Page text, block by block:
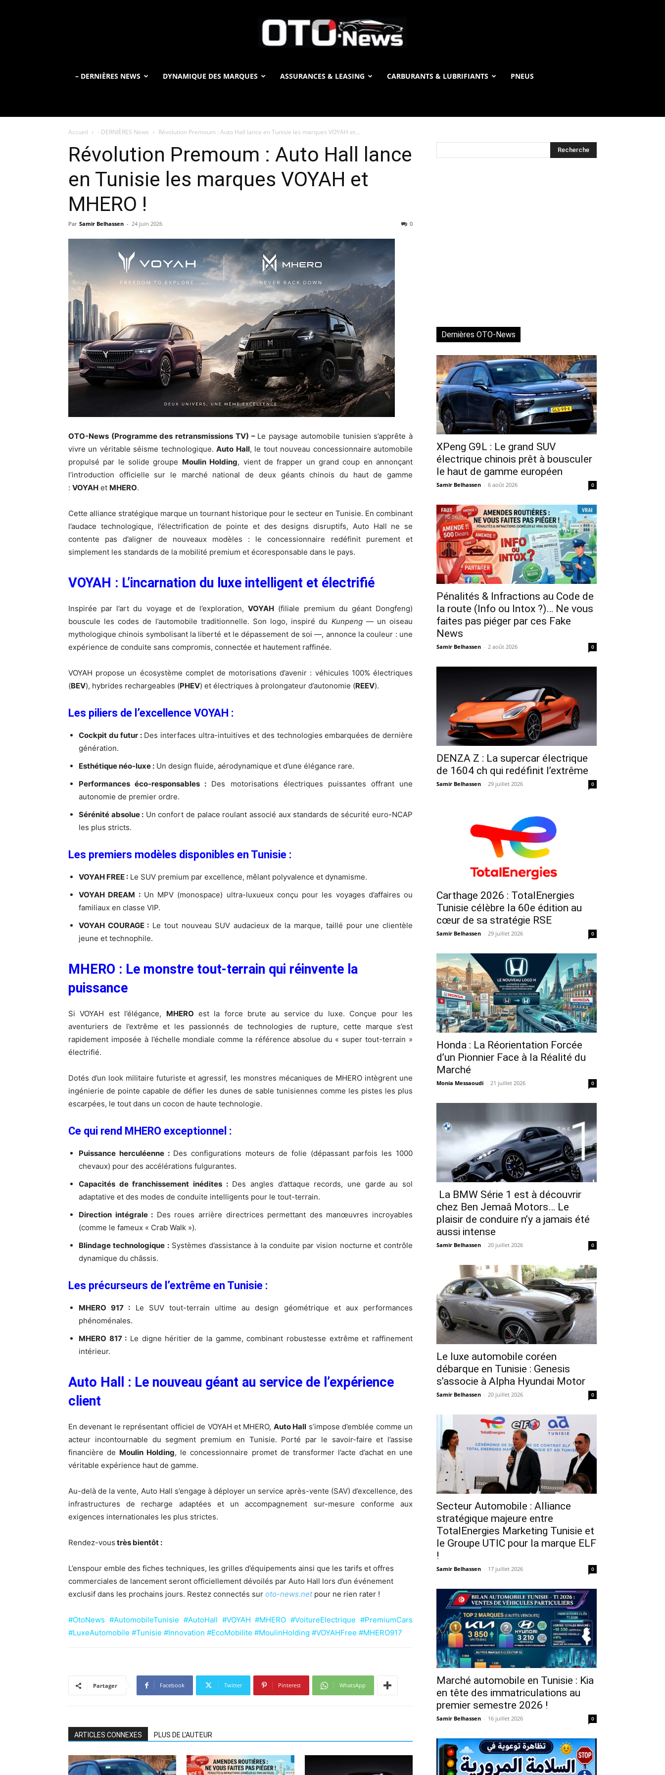
OTO
– DERNIÈRES NEWS DYNAMIQUE DES MARQUES ASSURANCES & LEASING CARBURANTS & LUBRIFIANTS PNEUS
Accueil - DERNIÈRES News Révolution Premoum : Auto Hall lance en Tunisie les marques VOYAH et...
Révolution Premoum : Auto Hall lance
en Tunisie les marques VOYAH et
MHERO !
Par Samir Belhassen - 24 juin 2026 0
OTO-News (Programme des retransmissions TV) – Le paysage automobile tunisien s’apprête à
vivre un véritable séisme technologique.Auto Hall, le tout nouveau concessionnaire automobile
propulsé par le solide groupe Moulin Holding, vient de frapper un grand coup en annonçant
l’introduction officielle sur le marché national de deux géants chinois du haut de gamme
: VOYAH et MHERO.
Cette alliance stratégique marque un tournant historique pour le secteur en Tunisie. En combinant
l’audace technologique, l’électrification de pointe et des designs disruptifs, Auto Hall ne se
contente pas d’aligner de nouveaux modèles : le concessionnaire redéfinit purement et
simplement les standards de la mobilité premium et écoresponsable dans le pays.
VOYAH : L’incarnation du luxe intelligent et électrifié
Inspirée par l’art du voyage et de l’exploration,VOYAH (filiale premium du géant Dongfeng)
bouscule les codes de l’automobile traditionnelle. Son logo, inspiré du Kunpeng— un oiseau
mythologique chinois symbolisant la liberté et le dépassement de soi —, annonce la couleur : une
expérience de conduite sans compromis, connectée et hautement raffinée.
VOYAH propose un écosystème complet de motorisations d’avenir : véhicules 100% électriques
(BEV), hybrides rechargeables (PHEV) et électriques à prolongateur d’autonomie (REEV).
Les piliers de l’excellence VOYAH :
Cockpit du futur :Des interfaces ultra-intuitives et des technologies embarquées de dernière
génération.
Esthétique néo-luxe : Un design fluide, aérodynamique et d’une élégance rare.
Performances éco-responsables : Des motorisations électriques puissantes offrant une
autonomie de premier ordre.
Sérénité absolue : Un confort de palace roulant associé aux standards de sécurité euro-NCAP
les plus stricts.
Les premiers modèles disponibles en Tunisie :
VOYAH FREE : Le SUV premium par excellence, mêlant polyvalence et dynamisme.
VOYAH DREAM :Un MPV (monospace) ultra-luxueux conçu pour les voyages d’affaires ou
familiaux en classe VIP.
VOYAH COURAGE : Le tout nouveau SUV audacieux de la marque, taillé pour une clientèle
jeune et technophile.
MHERO : Le monstre tout-terrain qui réinvente la
puissance
Si VOYAH est l’élégance, MHERO est la force brute au service du luxe. Conçue pour les
aventuriers de l’extrême et les passionnés de technologies de rupture, cette marque s’est
rapidement imposée à l’échelle mondiale comme la référence absolue du « super tout-terrain »
électrifié.
Dotés d’un look militaire futuriste et agressif, les monstres mécaniques de MHERO intègrent une
ingénierie de pointe capable de défier les dunes de sable tunisiennes comme les pistes les plus
escarpées, le tout dans un cocon de haute technologie.
Ce qui rend MHERO exceptionnel :
Puissance herculéenne :Des configurations moteurs de folie (dépassant parfois les 1000
chevaux) pour des accélérations fulgurantes.
Capacités de franchissement inédites :Des angles d’attaque records, une garde au sol
adaptative et des modes de conduite intelligents pour le tout-terrain.
Direction intégrale : Des roues arrière directrices permettant des manœuvres incroyables
(comme le fameux « Crab Walk »).
Blindage technologique :Systèmes d’assistance à la conduite par vision nocturne et contrôle
dynamique du châssis.
Les précurseurs de l’extrême en Tunisie :
MHERO 917 : Le SUV tout-terrain ultime au design géométrique et aux performances
phénoménales.
MHERO 817 : Le digne héritier de la gamme, combinant robustesse extrême et raffinement
intérieur.
Auto Hall : Le nouveau géant au service de l’expérience
client
En devenant le représentant officiel de VOYAH et MHERO, Auto Hall s’impose d’emblée comme un
acteur incontournable du segment premium en Tunisie. Porté par le savoir-faire et l’assise
financière de Moulin Holding, le concessionnaire promet de transformer l’acte d’achat en une
véritable expérience haut de gamme.
Au-delà de la vente, Auto Hall s’engage à déployer un service après-vente (SAV) d’excellence, des
infrastructures de recharge adaptées et un accompagnement sur-mesure conforme aux
exigences internationales les plus strictes.
Rendez-vous très bientôt :
L’enspour emble des fiches techniques, les grilles d’équipements ainsi que les tarifs et offres
commerciales de lancement seront officiellement dévoilés par Auto Hall lors d’un événement
exclusif dans les prochains jours. Restez connectés sur oto-news.netpour ne rien rater !
#OtoNews #AutomobileTunisie #AutoHall #VOYAH #MHERO #VoitureElectrique #PremiumCars
#LuxeAutomobile #Tunisie #Innovation #EcoMobilite #MoulinHolding #VOYAHFree #MHERO917
Partager Facebook Twitter Pinterest WhatsApp
ARTICLES CONNEXES PLUS DE L'AUTEUR
Dernières OTO-News
XPeng G9L : Le grand SUV
électrique chinois prêt à bousculer
le haut de gamme européen
Samir Belhassen - 6 août 2026 0
Pénalités & Infractions au Code de
la route (Info ou Intox ?)… Ne vous
faites pas piéger par ces Fake
News
Samir Belhassen - 2 août 2026 0
DENZA Z : La supercar électrique
de 1604 ch qui redéfinit l’extrême
Samir Belhassen - 29 juillet 2026 0
Carthage 2026 : TotalEnergies
Tunisie célèbre la 60e édition au
cœur de sa stratégie RSE
Samir Belhassen - 29 juillet 2026 0
Honda : La Réorientation Forcée
d’un Pionnier Face à la Réalité du
Marché
Monia Messaoudi - 21 juillet 2026 0
La BMW Série 1 est à découvrir
chez Ben Jemaâ Motors… Le
plaisir de conduire n’y a jamais été
aussi intense
Samir Belhassen - 20 juillet 2026 0
Le luxe automobile coréen
débarque en Tunisie : Genesis
s’associe à Alpha Hyundai Motor
Samir Belhassen - 20 juillet 2026 0
Secteur Automobile : Alliance
stratégique majeure entre
TotalEnergies Marketing Tunisie et
le Groupe UTIC pour la marque ELF
!
Samir Belhassen - 17 juillet 2026 0
Marché automobile en Tunisie : Kia
en tête des immatriculations au
premier semestre 2026 !
Samir Belhassen - 16 juillet 2026 0